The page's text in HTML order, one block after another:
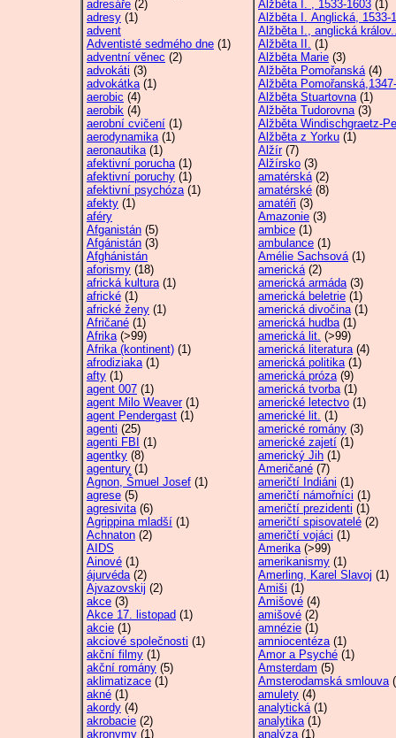
adresáře (2)
adresy (1)
advent
Adventisté sedmého dne (1)
adventní věnec (2)
advokáti (3)
advokátka(1)
aerobic (4)
aerobik (4)
aerobní cvičení (1)
aerodynamika(1)
aeronautika(1)
afektivní porucha(1)
afektivní poruchy (1)
afektivní psychóza(1)
afekty (1)
aféry
Afganistán (5)
Afgánistán (3)
Afghánistán
aforismy (18)
africká kultura(1)
africké (1)
africké ženy (1)
Afričané (1)
Afrika(>99)
Afrika (kontinent) (1)
afrodiziaka(1)
afty (1)
agent 007 (1)
agent Milo Weaver(1)
agent Pendergast (1)
agenti (25)
agenti FBI (1)
agentky (8)
agentury (1)
Agnon, Šmuel Josef (1)
agrese (5)
agresivita(6)
Agrippina mladší (1)
Achnaton (2)
AIDS
Ainové (1)
ájurvéda(2)
Ajvazovskij (2)
akce (3)
Akce 17. listopad (1)
akcie (1)
akciové společnosti (1)
akční filmy (1)
akční romány (5)
aklimatizace (1)
akné (1)
akordy (4)
akrobacie (2)
akronymy (1)
Alžběta I. , 1533-1603 (1)
Alžběta I. Anglická, 1533-
Alžběta I., anglická
Alžběta II. (1)
Alžběta Marie (3)
Alžběta Pomořanská(4)
Alžběta
Alžběta Stuartovna(1)
Alžběta Tudorovna(3)
Alžběta Windischgraetz-
Alžběta z Yorku (1)
Alžír(7)
Alžírsko (3)
amatérská(2)
amatérské (8)
amatéři (3)
Amazonie (3)
ambice (1)
ambulance (1)
Amélie Sachsová(1)
americká(2)
americká armáda(3)
americká beletrie (1)
americká divočina(1)
americká hudba(1)
americká lit. (>99)
americká literatura(4)
americká politika(1)
americká próza(9)
americká tvorba(1)
americké letectvo (1)
americké lit. (1)
americké romány (3)
americké zajetí (1)
americký Jih (1)
Američané (7)
američtí Indiáni (1)
američtí námořníci (1)
američtí prezidenti (1)
američtí spisovatelé (2)
američtí vojáci (1)
Amerika(>99)
amerikanismy (1)
Amerling, Karel Slavoj (1)
Amiši (1)
Amišové (4)
amišové (2)
amnézie (1)
amniocentéza(1)
Amor a Psyché (1)
Amsterdam (5)
Amsterodamská smlouva
amulety (4)
analytická(1)
analytika(1)
analýza(1)